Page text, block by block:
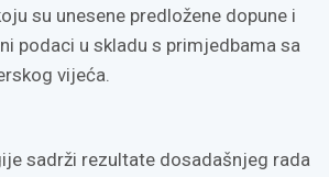
su unesene predložene dopune i
podaci u skladu s primjedbama sa
vijeća.
sadrži rezultate dosadašnjeg rada